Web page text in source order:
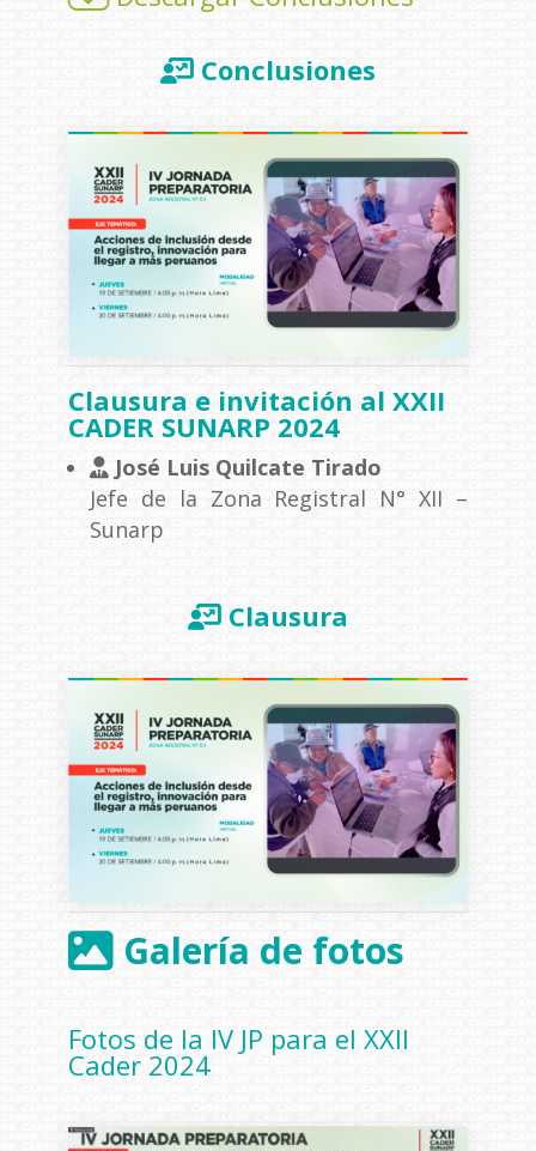
Conclusiones
Clausura e invitación al XXII
CADER SUNARP 2024
José Luis Quilcate Tirado
Jefe de la Zona Registral N° XII –
Sunarp
Clausura
Galería de fotos
Fotos de la IV JP para el XXII
Cader 2024